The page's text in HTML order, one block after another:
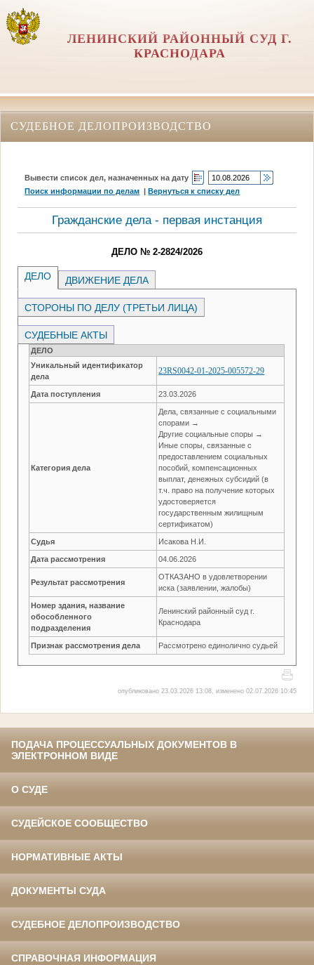
ЛЕНИНСКИЙ РАЙОННЫЙ СУД Г.
КРАСНОДАРА
СУДЕБНОЕ ДЕЛОПРОИЗВОДСТВО
Вывести список дел, назначенных на дату
Поиск информации по делам |Вернуться к списку дел
Гражданские дела - первая инстанция
ДЕЛО № 2-2824/2026
ДЕЛО ДВИЖЕНИЕ ДЕЛА
СТОРОНЫ ПО ДЕЛУ (ТРЕТЬИ ЛИЦА)
СУДЕБНЫЕ АКТЫ
ДЕЛО
Уникальный идентификатор
дела
23RS0042-01-2025-005572-29
Дата поступления 23.03.2026
Категория дела
Дела, связанные с социальными
спорами →
Другие социальные споры →
Иные споры, связанные с
предоставлением социальных
пособий, компенсационных
выплат, денежных субсидий (в
т.ч. право на получение которых
удостоверяется
государственным жилищным
сертификатом)
Судья Исакова Н.И.
Дата рассмотрения 04.06.2026
Результат рассмотрения
ОТКАЗАНО в удовлетворении
иска (заявлении, жалобы)
Номер здания, название
обособленного
подразделения
Ленинский районный суд г.
Краснодара
Признак рассмотрения дела Рассмотрено единолично судьей
опубликовано 23.03.2026 13:08, изменено 02.07.2026 10:45
ПОДАЧА ПРОЦЕССУАЛЬНЫХ ДОКУМЕНТОВ В
ЭЛЕКТРОННОМ ВИДЕ
О СУДЕ
СУДЕЙСКОЕ СООБЩЕСТВО
НОРМАТИВНЫЕ АКТЫ
ДОКУМЕНТЫ СУДА
СУДЕБНОЕ ДЕЛОПРОИЗВОДСТВО
СПРАВОЧНАЯ ИНФОРМАЦИЯ